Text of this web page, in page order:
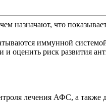
назначают, что
иммунной
и оценить риск
лечения АФС, а